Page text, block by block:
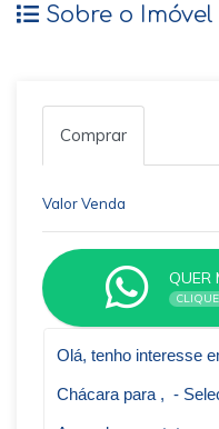
Sobre o Imóvel
Comprar
Valor Venda
QUER